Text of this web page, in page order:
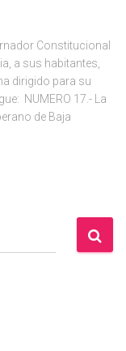
Constitucional
a sus habitantes,
dirigido para su
NUMERO 17.- La
de Baja